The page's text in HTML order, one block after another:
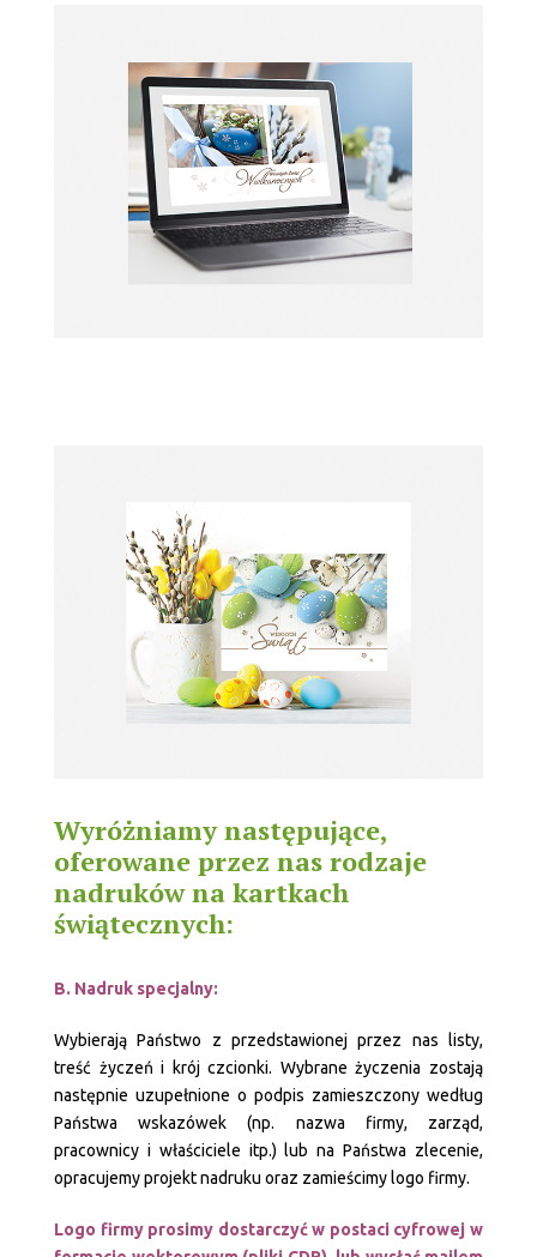
Wyróżniamy następujące,
oferowane przez nas rodzaje
nadruków na kartkach
świątecznych:
B. Nadruk specjalny:
Wybierają Państwo z przedstawionej przez nas listy,
treść życzeń i krój czcionki. Wybrane życzenia zostają
następnie uzupełnione o podpis zamieszczony według
Państwa wskazówek (np. nazwa firmy, zarząd,
pracownicy i właściciele itp.) lub na Państwa zlecenie,
opracujemy projekt nadruku oraz zamieścimy logo firmy.
Logo firmy prosimy dostarczyć w postaci cyfrowej w